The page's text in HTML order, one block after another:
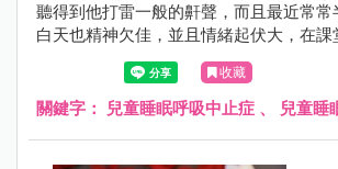
聽得到他打雷一般的鼾聲，而且最近常
白天也精神欠佳，並且情緒起伏大，在課
為人母的第六感告訴我，孩子的身體一定
收藏
關鍵字： 兒童睡眠呼吸中止症 、 兒童睡